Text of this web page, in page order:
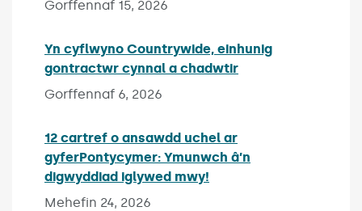
Gorffennaf 15, 2026
Yn cyflwyno Countrywide, einhunig
gontractwr cynnal a chadwtir
Gorffennaf 6, 2026
12 cartref o ansawdd uchel ar
gyferPontycymer: Ymunwch â’n
digwyddiad iglywed mwy!
Mehefin 24, 2026